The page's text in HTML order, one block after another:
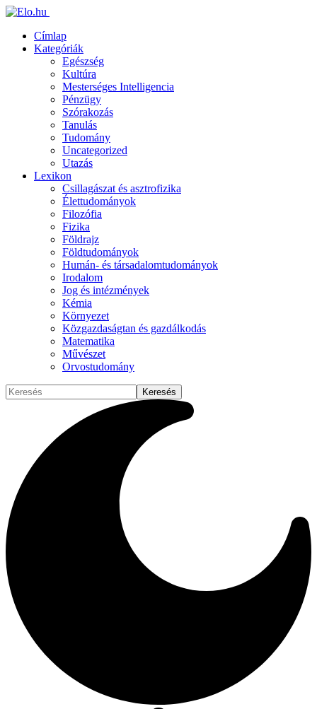
Címlap
Kategóriák
Egészség
Kultúra
Mesterséges Intelligencia
Pénzügy
Szórakozás
Tanulás
Tudomány
Uncategorized
Utazás
Lexikon
Csillagászat és asztrofizika
Élettudományok
Filozófia
Fizika
Földrajz
Földtudományok
Humán- és társadalomtudományok
Irodalom
Jog és intézmények
Kémia
Környezet
Közgazdaságtan és gazdálkodás
Matematika
Művészet
Orvostudomány